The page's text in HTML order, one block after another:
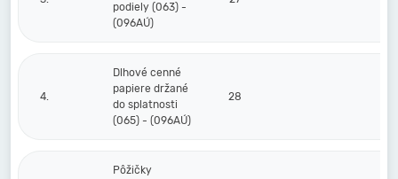
podiely (063) -
(096AÚ)
4.
Dlhové cenné
papiere držané
do splatnosti
(065) - (096AÚ)
28
Pôžičky